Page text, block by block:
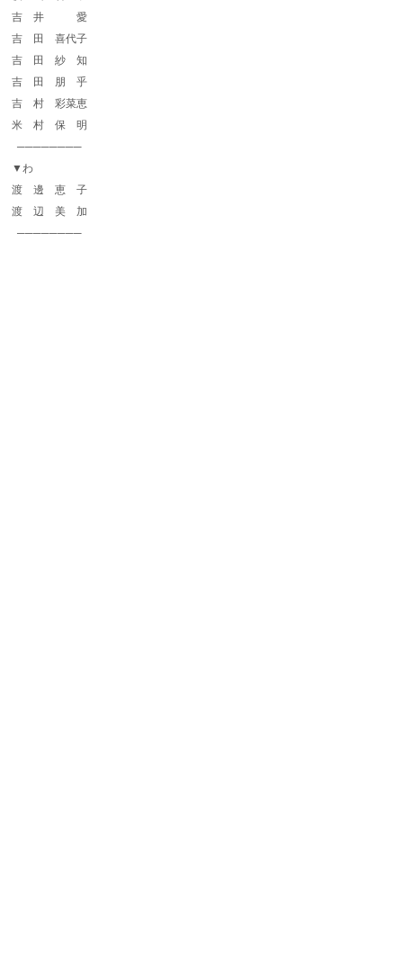
吉 井 愛
吉 田 喜代子
吉 田 紗 知
吉 田 朋 乎
吉 村 彩菜恵
米 村 保 明
────────
▼わ
渡 邊 恵 子
渡 辺 美 加
────────